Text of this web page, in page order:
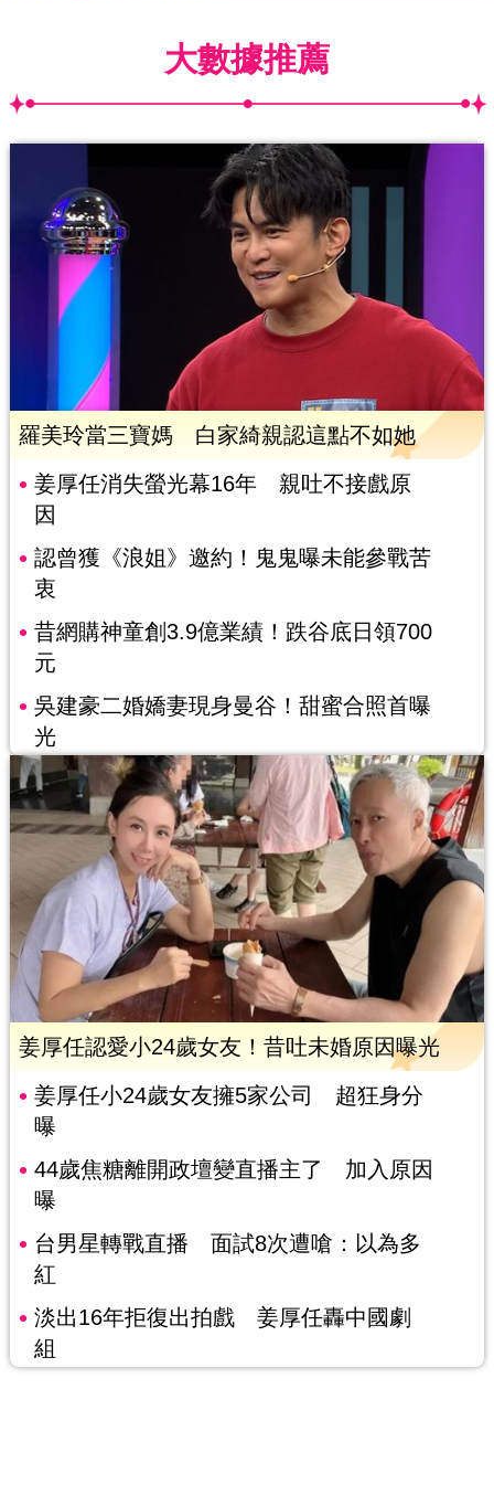
大數據推薦
羅美玲當三寶媽 白家綺親認這點不如她
姜厚任消失螢光幕16年 親吐不接戲原
因
認曾獲《浪姐》邀約！鬼鬼曝未能參戰苦
衷
昔網購神童創3.9億業績！跌谷底日領700
元
吳建豪二婚嬌妻現身曼谷！甜蜜合照首曝
光
姜厚任認愛小24歲女友！昔吐未婚原因曝光
姜厚任小24歲女友擁5家公司 超狂身分
曝
44歲焦糖離開政壇變直播主了 加入原因
曝
台男星轉戰直播 面試8次遭嗆：以為多
紅
淡出16年拒復出拍戲 姜厚任轟中國劇
組